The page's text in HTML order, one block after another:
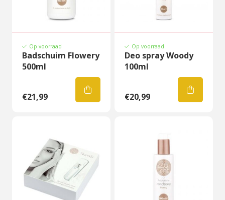
Op voorraad
Badschuim Flowery
500ml
€21,99
Op voorraad
Deo spray Woody
100ml
€20,99